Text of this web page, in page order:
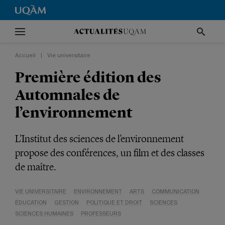
Accueil Vie universitaire
Première édition des
Automnales de
l’environnement
L’Institut des sciences de l’environnement
propose des conférences, un film et des classes
de maître.
VIE UNIVERSITAIRE ENVIRONNEMENT ARTS
COMMUNICATION
ÉDUCATION
GESTION POLITIQUE ET DROIT
SCIENCES
SCIENCES HUMAINES
PROFESSEURS